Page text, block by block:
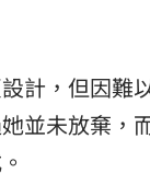
計，但因難
並未放棄，